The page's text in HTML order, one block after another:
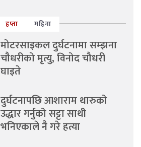
हप्ता महिना
मोटरसाइकल दुर्घटनामा सम्झना
चौधरीको मृत्यु, विनोद चौधरी
घाइते
दुर्घटनापछि आशाराम थारुको
उद्धार गर्नुको सट्टा साथी
भनिएकाले नै गरे हत्या